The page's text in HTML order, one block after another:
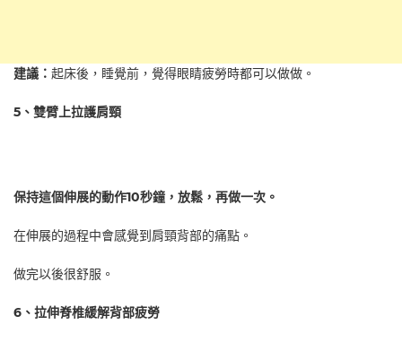
建議： 起床後，睡覺前，覺得眼睛疲勞時都可以做做。
5、雙臂上拉護肩頸
保持這個伸展的動作10秒鐘，放鬆，再做一次。
在伸展的過程中會感覺到肩頸背部的痛點。
做完以後很舒服。
6、拉伸脊椎緩解背部疲勞